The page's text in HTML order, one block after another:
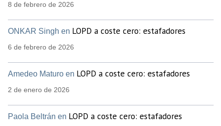
8 de febrero de 2026
ONKAR Singh en LOPD a coste cero: estafadores
6 de febrero de 2026
Amedeo Maturo en LOPD a coste cero: estafadores
2 de enero de 2026
Paola Beltrán en LOPD a coste cero: estafadores